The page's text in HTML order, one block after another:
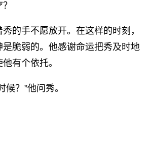
的手不愿放开。在这样的时刻，
脆弱的。他感谢命运把秀及时地
有个依托。
？”他问秀。